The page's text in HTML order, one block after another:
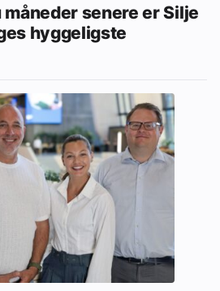
senere er Silje
hyggeligste